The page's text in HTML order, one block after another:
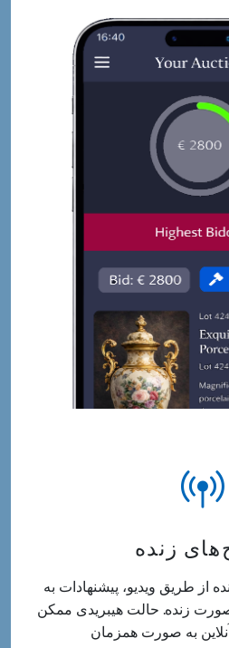
زنده
از طریق ویدیو، پیشنهادات به
زنده. حالت هیبریدی ممکن